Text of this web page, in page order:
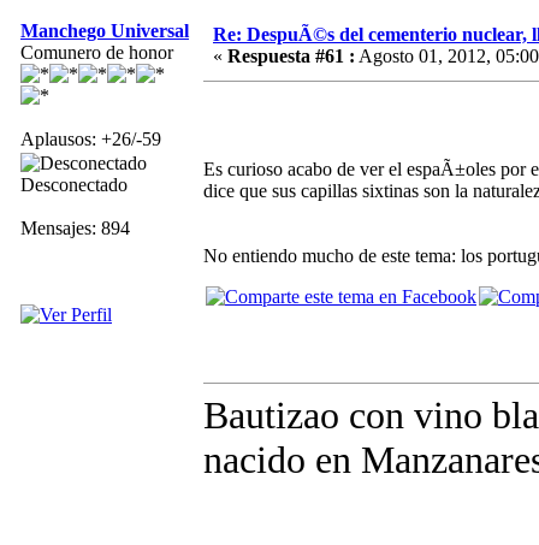
Manchego Universal
Comunero de honor
Aplausos: +26/-59
Desconectado
Mensajes: 894
Re: DespuÃ©s del cementerio nuclear,
« Respuesta #61 : Agosto 01, 2012,
Es curioso acabo de ver el espaÃ±oles por
dice que sus capillas sixtinas son la
No entiendo mucho de este tema: los
Bautizao con vino
nacido en